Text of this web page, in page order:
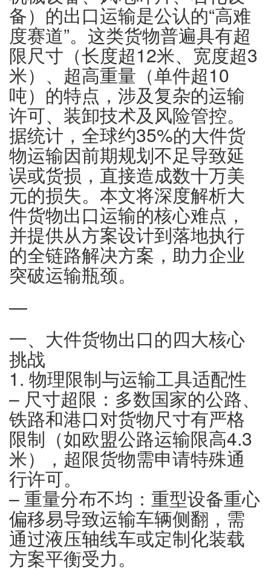
备）的出口运输是公认的“高难
度赛道”。这类货物普遍具有超
限尺寸（长度超12米、宽度超3
米）、超高重量（单件超10
吨）的特点，涉及复杂的运输
许可、装卸技术及风险管控。
据统计，全球约35%的大件货
物运输因前期规划不足导致延
误或货损，直接造成数十万美
元的损失。本文将深度解析大
件货物出口运输的核心难点，
并提供从方案设计到落地执行
的全链路解决方案，助力企业
突破运输瓶颈。
—
一、大件货物出口的四大核心
挑战
1. 物理限制与运输工具适配性
– 尺寸超限：多数国家的公路、
铁路和港口对货物尺寸有严格
限制（如欧盟公路运输限高4.3
米），超限货物需申请特殊通
行许可。
– 重量分布不均：重型设备重心
偏移易导致运输车辆侧翻，需
通过液压轴线车或定制化装载
方案平衡受力。